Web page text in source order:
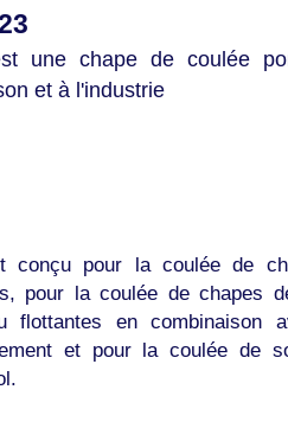
une chape de coulée
et à l'industrie
conçu pour la coulée de
pour la coulée de chapes
flottantes en combinaison
et pour la coulée de